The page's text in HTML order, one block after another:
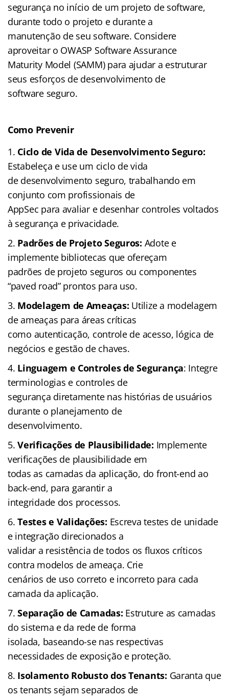
segurança no início de um projeto de software,
durante todo o projeto e durante a
manutenção de seu software. Considere
aproveitar o OWASP Software Assurance
Maturity Model (SAMM) para ajudar a estruturar
seus esforços de desenvolvimento de
software seguro.
Como Prevenir
Ciclo de Vida de Desenvolvimento Seguro:
Estabeleça e use um ciclo de vida
de desenvolvimento seguro, trabalhando em
conjunto com profissionais de
AppSec para avaliar e desenhar controles voltados
à segurança e privacidade.
Padrões de Projeto Seguros: Adote e
implemente bibliotecas que ofereçam
padrões de projeto seguros ou componentes
“paved road” prontos para uso.
Modelagem de Ameaças: Utilize a modelagem
de ameaças para áreas críticas
como autenticação, controle de acesso, lógica de
negócios e gestão de chaves.
Linguagem e Controles de Segurança: Integre
terminologias e controles de
segurança diretamente nas histórias de usuários
durante o planejamento de
desenvolvimento.
Verificações de Plausibilidade: Implemente
verificações de plausibilidade em
todas as camadas da aplicação, do front-end ao
back-end, para garantir a
integridade dos processos.
Testes e Validações: Escreva testes de unidade
e integração direcionados a
validar a resistência de todos os fluxos críticos
contra modelos de ameaça. Crie
cenários de uso correto e incorreto para cada
camada da aplicação.
Separação de Camadas: Estruture as camadas
do sistema e da rede de forma
isolada, baseando-se nas respectivas
necessidades de exposição e proteção.
Isolamento Robusto dos Tenants: Garanta que
os tenants sejam separados de